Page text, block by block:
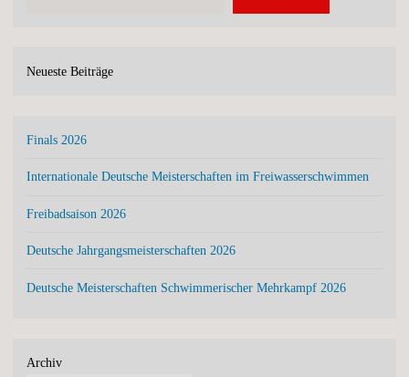
Neueste Beiträge
Finals 2026
Internationale Deutsche Meisterschaften im Freiwasserschwimmen
Freibadsaison 2026
Deutsche Jahrgangsmeisterschaften 2026
Deutsche Meisterschaften Schwimmerischer Mehrkampf 2026
Archiv